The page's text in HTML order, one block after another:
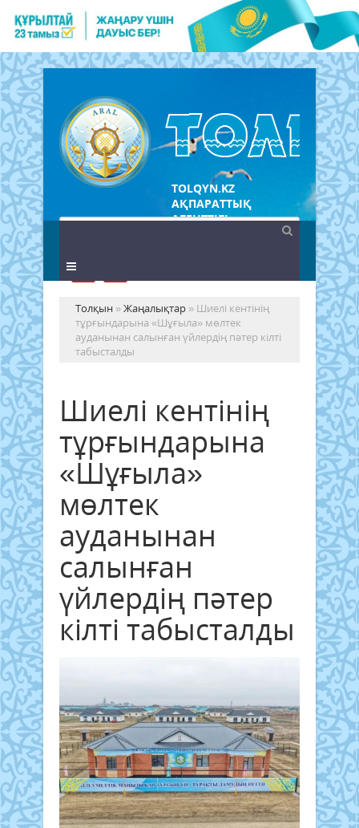
TOLQYN.KZ
АҚПАРАТТЫҚ
АГЕНТТІГІ
Толқын »Жаңалықтар » Шиелі кентінің
тұрғындарына «Шұғыла» мөлтек
ауданынан салынған үйлердің пәтер кілті
табысталды
Шиелі кентінің
тұрғындарына
«Шұғыла»
мөлтек
ауданынан
салынған
үйлердің пәтер
кілті табысталды